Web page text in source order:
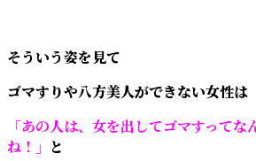
そういう姿を見て
ゴマすりや八方美人ができない女性は
「あの人は、女を出してゴマすってな
ね！」 と